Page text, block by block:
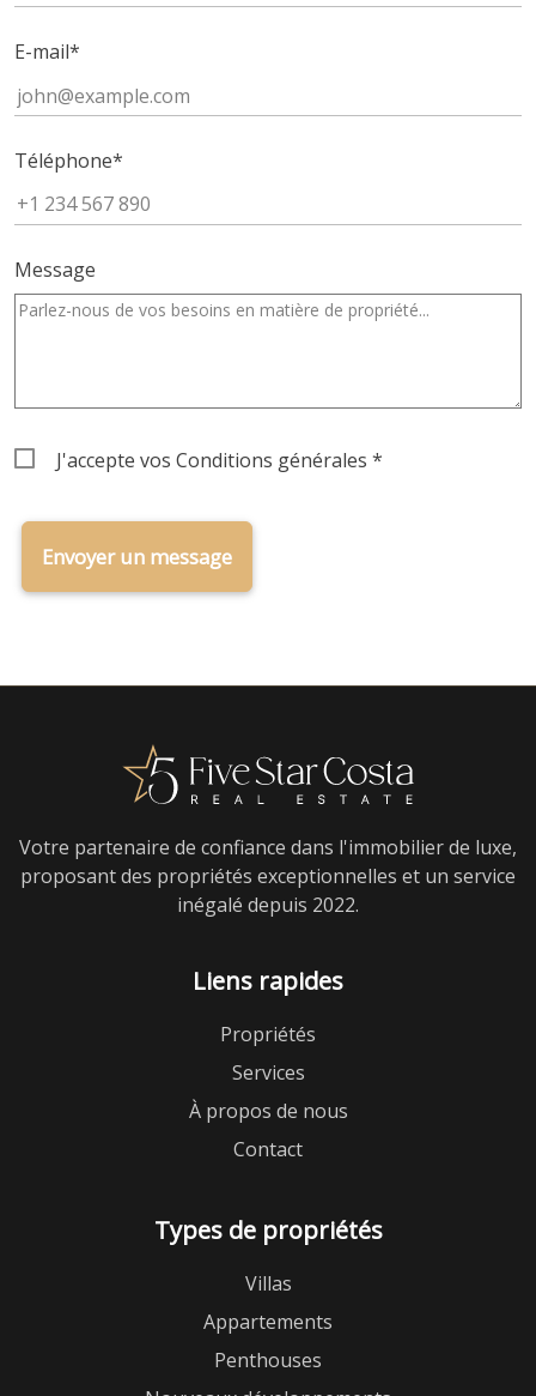
E-mail*
Téléphone*
Message
TermsJ'accepte vos Conditions générales *
Votre partenaire de confiance dans l'immobilier de luxe,
proposant des propriétés exceptionnelles et un service
inégalé depuis 2022.
Liens rapides
Propriétés
Services
À propos de nous
Contact
Types de propriétés
Villas
Appartements
Penthouses